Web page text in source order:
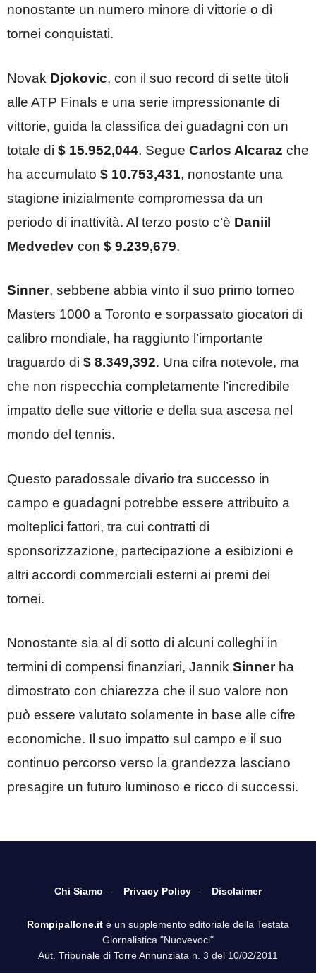
nonostante un numero minore di vittorie o di
tornei conquistati.
Novak Djokovic, con il suo record di sette titoli
alle ATP Finals e una serie impressionante di
vittorie, guida la classifica dei guadagni con un
totale di $ 15.952,044. Segue Carlos Alcaraz che
ha accumulato $ 10.753,431, nonostante una
stagione inizialmente compromessa da un
periodo di inattività. Al terzo posto c’è Daniil
Medvedev con $ 9.239,679.
Sinner, sebbene abbia vinto il suo primo torneo
Masters 1000 a Toronto e sorpassato giocatori di
calibro mondiale, ha raggiunto l’importante
traguardo di $ 8.349,392. Una cifra notevole, ma
che non rispecchia completamente l’incredibile
impatto delle sue vittorie e della sua ascesa nel
mondo del tennis.
Questo paradossale divario tra successo in
campo e guadagni potrebbe essere attribuito a
molteplici fattori, tra cui contratti di
sponsorizzazione, partecipazione a esibizioni e
altri accordi commerciali esterni ai premi dei
tornei.
Nonostante sia al di sotto di alcuni colleghi in
termini di compensi finanziari, Jannik Sinnerha
dimostrato con chiarezza che il suo valore non
può essere valutato solamente in base alle cifre
economiche. Il suo impatto sul campo e il suo
continuo percorso verso la grandezza lasciano
presagire un futuro luminoso e ricco di successi.
Chi Siamo Privacy Policy Disclaimer
Rompipallone.it è un supplemento editoriale della Testata
Giornalistica "Nuovevoci"
Aut. Tribunale di Torre Annunziata n. 3 del 10/02/2011